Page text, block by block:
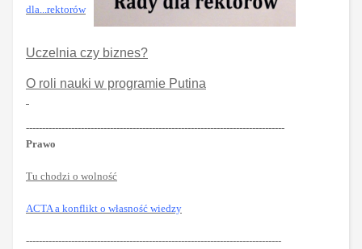
dla...rektorów
Uczelnia czy biznes?
O roli nauki w programie Putina
--------------------------------------------------------------------------------
Prawo
Tu chodzi o wolność
ACTA a konflikt o własność wiedzy
-------------------------------------------------------------------------------